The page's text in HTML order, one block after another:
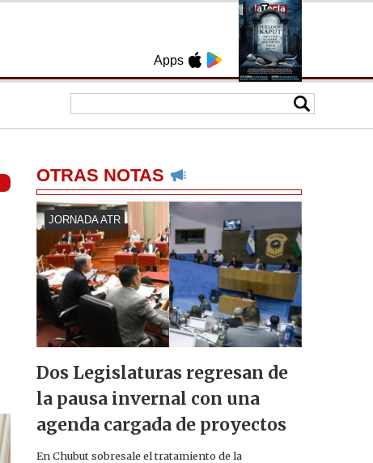
Apps
OTRAS NOTAS
JORNADA ATR
Dos Legislaturas regresan de
la pausa invernal con una
agenda cargada de proyectos
En Chubut sobresale el tratamiento de la